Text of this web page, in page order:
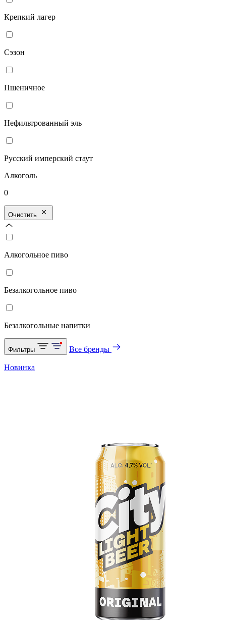
Крепкий лагер
Сэзон
Пшеничное
Нефильтрованный эль
Русский имперский стаут
Алкоголь
0
Очистить
Алкогольное пиво
Безалкогольное пиво
Безалкогольные напитки
Фильтры Все бренды
Новинка